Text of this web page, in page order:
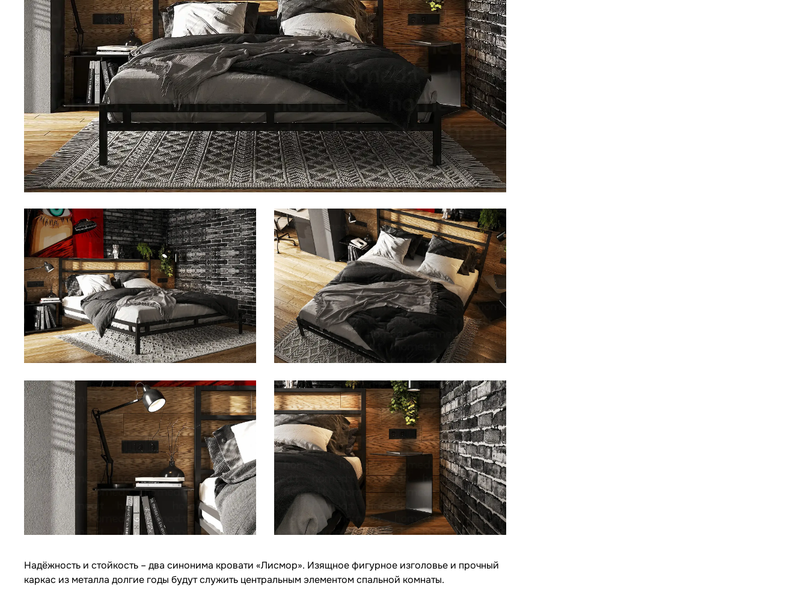
Надёжность и стойкость – два синонима кровати «Лисмор». Изящное фигурное изголовье и прочный
каркас из металла долгие годы будут служить центральным элементом спальной комнаты.
Топперы для диванов
Спальные гарнитуры
Комоды
Прикроватные тумбы
Туалетные столики
Пуфы
Товары для сна
Подушки